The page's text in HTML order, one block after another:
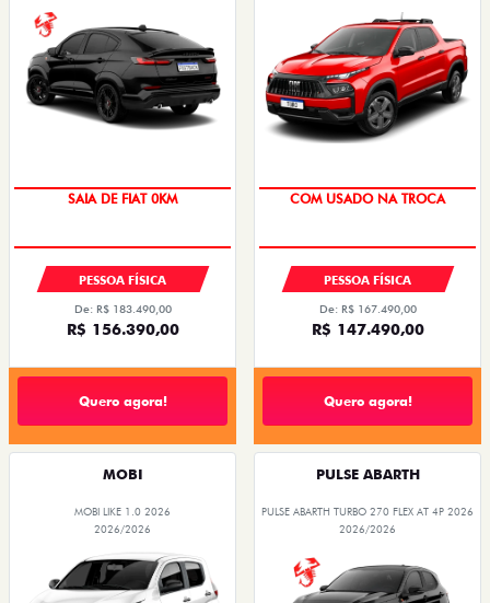
PREÇO IMPERDÍVEL
PESSOA FÍSICA
De: R$ 183.490,00
R$ 156.390,00
Quero agora!
OPORTUNIDADE
PESSOA FÍSICA
De: R$ 167.490,00
R$ 147.490,00
Quero agora!
MOBI
MOBI LIKE 1.0 2026
2026/2026
PULSE ABARTH
PULSE ABARTH TURBO 270 FLEX AT 4P 2026
2026/2026